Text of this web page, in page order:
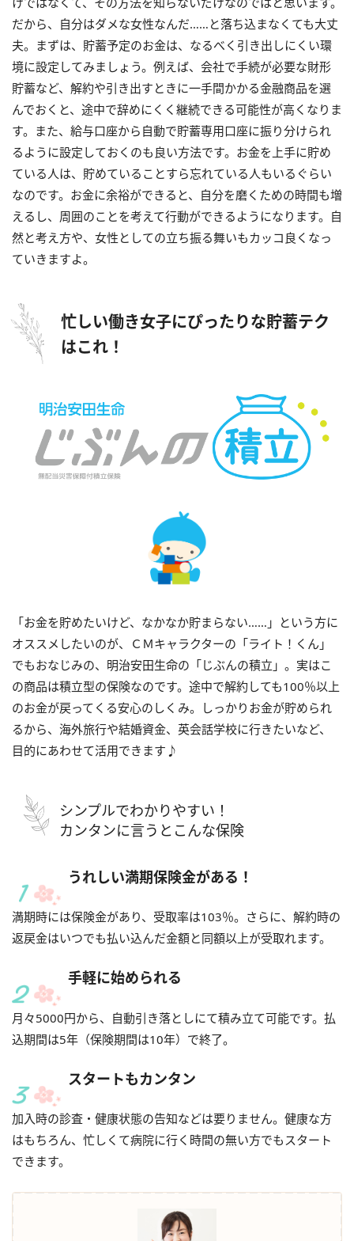
だから、自分はダメな女性なんだ……と落ち込まなくても大丈
夫。まずは、貯蓄予定のお金は、なるべく引き出しにくい環
境に設定してみましょう。例えば、会社で手続が必要な財形
貯蓄など、解約や引き出すときに一手間かかる金融商品を選
んでおくと、途中で辞めにくく継続できる可能性が高くなりま
す。また、給与口座から自動で貯蓄専用口座に振り分けられ
るように設定しておくのも良い方法です。お金を上手に貯め
ている人は、貯めていることすら忘れている人もいるぐらい
なのです。お金に余裕ができると、自分を磨くための時間も増
えるし、周囲のことを考えて行動ができるようになります。自
然と考え方や、女性としての立ち振る舞いもカッコ良くなっ
ていきますよ。
忙しい働き女子にぴったりな貯蓄テク
はこれ！
「お金を貯めたいけど、なかなか貯まらない……」という方に
オススメしたいのが、ＣＭキャラクターの「ライト！くん」
でもおなじみの、明治安田生命の「じぶんの積立」。実はこ
の商品は積立型の保険なのです。途中で解約しても100％以上
のお金が戻ってくる安心のしくみ。しっかりお金が貯められ
るから、海外旅行や結婚資金、英会話学校に行きたいなど、
目的にあわせて活用できます♪
シンプルでわかりやすい！
カンタンに言うとこんな保険
うれしい満期保険金がある！
満期時には保険金があり、受取率は103％。さらに、解約時の
返戻金はいつでも払い込んだ金額と同額以上が受取れます。
手軽に始められる
月々5000円から、自動引き落としにて積み立て可能です。払
込期間は5年（保険期間は10年）で終了。
スタートもカンタン
加入時の診査・健康状態の告知などは要りません。健康な方
はもちろん、忙しくて病院に行く時間の無い方でもスタート
できます。